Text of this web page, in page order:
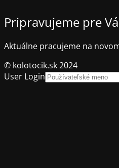
Pripravujeme pre
Aktuálne pracujeme na
© kolotocik.sk 2024
User Login